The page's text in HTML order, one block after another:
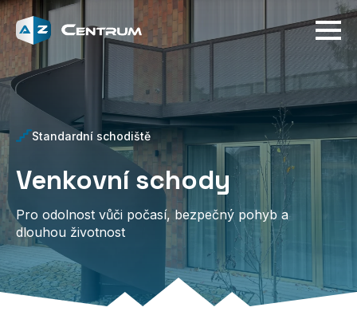
Standardní schodiště
Venkovní schody
Pro odolnost vůči počasí, bezpečný pohyb a
dlouhou životnost